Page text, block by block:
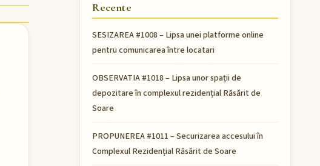
Recente
SESIZAREA #1008 – Lipsa unei platforme online
pentru comunicarea între locatari
OBSERVATIA #1018 – Lipsa unor spații de
depozitare în complexul rezidențial Răsărit de
Soare
PROPUNEREA #1011 – Securizarea accesului în
Complexul Rezidențial Răsărit de Soare